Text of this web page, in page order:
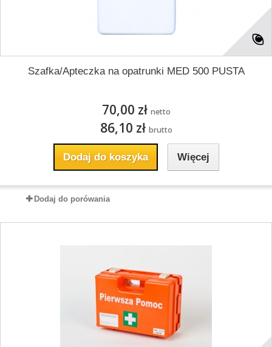
Szafka/Apteczka na opatrunki MED 500 PUSTA
70,00 zł netto
86,10 zł brutto
Dodaj do koszyka Więcej
Dodaj do porówania